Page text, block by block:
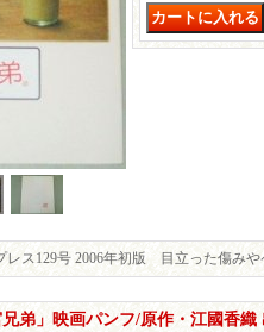
レス129号 2006年初版 目立った傷み
弟」映画パンフ/原作・江國香